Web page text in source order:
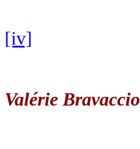
[iv]
Valérie Bravaccio